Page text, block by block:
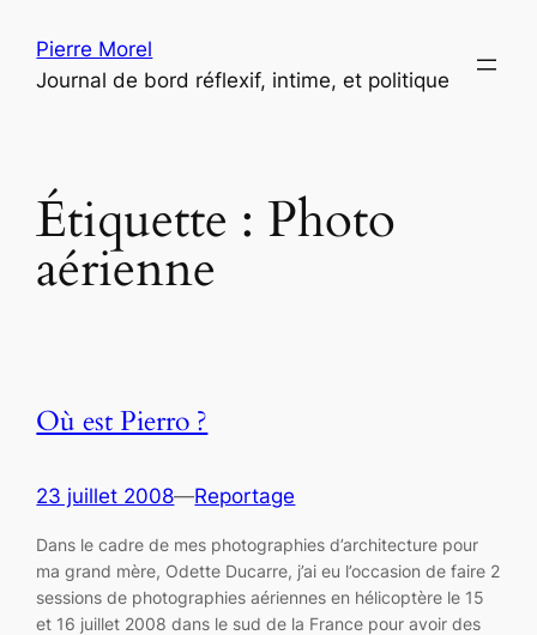
contenu
Pierre Morel
Journal de bord réflexif, intime, et politique
Étiquette : Photo
aérienne
Où est Pierro ?
23 juillet 2008—Reportage
Dans le cadre de mes photographies d’architecture pour
ma grand mère, Odette Ducarre, j’ai eu l’occasion de faire 2
sessions de photographies aériennes en hélicoptère le 15
et 16 juillet 2008 dans le sud de la France pour avoir des